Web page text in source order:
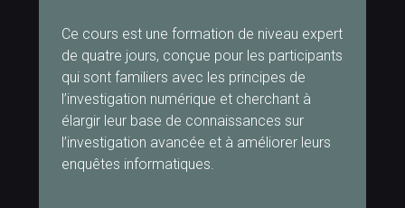
Ce cours est une formation de niveau expert
de quatre jours, conçue pour les participants
qui sont familiers avec les principes de
l’investigation numérique et cherchant à
élargir leur base de connaissances sur
l’investigation avancée et à améliorer leurs
enquêtes informatiques.